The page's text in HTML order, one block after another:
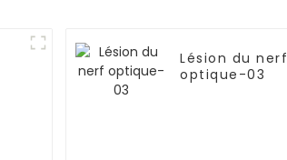
Lésion du nerf
optique-03